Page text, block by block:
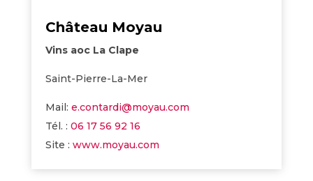
Château Moyau
Vins aoc La Clape
Saint-Pierre-La-Mer
Mail: e.contardi@moyau.com
Tél. : 06 17 56 92 16
Site : www.moyau.com